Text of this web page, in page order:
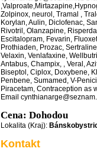
Zolpinox, neurol, Tramal ,
Korylan, Aulin, Diclofenac,
Rivotril, Olanzapine,
Escitalopram, Fevarin,
Prothiaden, Prozac,
Velaxin, Venlafaxine,
Antabus, Champix, , Veral,
Biseptol, Ciplox, Doxybene,
Penbene, Sumamed, V-
Piracetam, Contraception as
Email
Cena: Dohodou
Lokalita (Kraj):
Kontakt